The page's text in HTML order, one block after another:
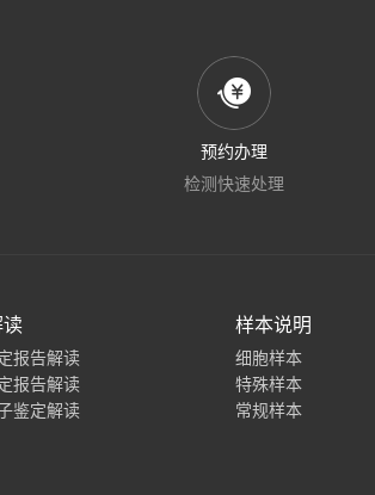
预约办理
检测快速处理
报告解读
报告解读
鉴定解读
样本说明
细胞样本
特殊样本
常规样本